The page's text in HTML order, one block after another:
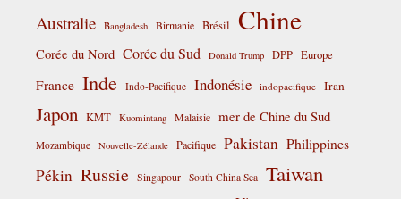
Australie Bangladesh Birmanie Brésil Chine
Corée du Nord Corée du Sud Donald Trump DPP Europe
France Inde Indo-Pacifique Indonésie indopacifique Iran
Japon KMT Kuomintang Malaisie mer de Chine du Sud
Mozambique Nouvelle-Zélande Pacifique Pakistan Philippines
Pékin Russie Singapour South China Sea Taiwan